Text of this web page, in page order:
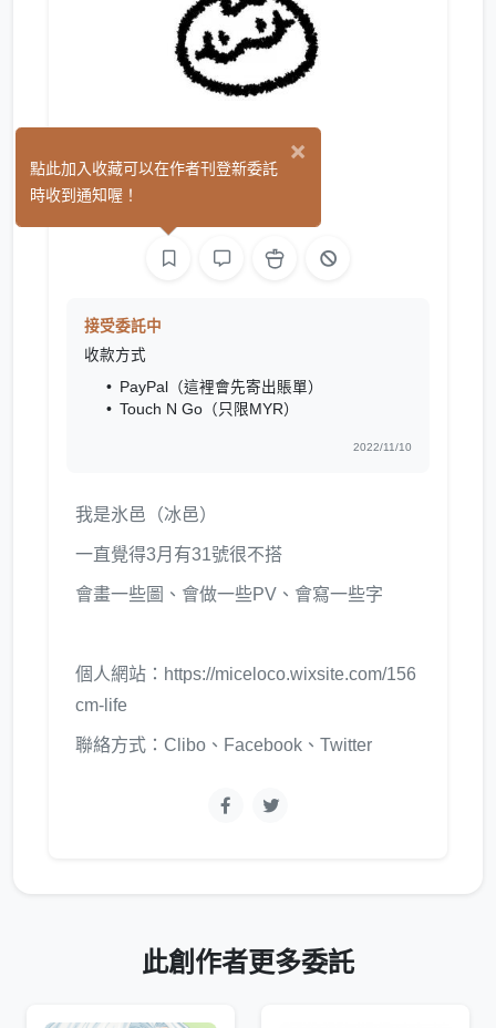
氷邑 (1)
接受委託中
收款方式
PayPal（這裡會先寄出賬單）
Touch N Go（只限MYR）
2022/11/10
我是氷邑（冰邑）
一直覺得3月有31號很不搭
會畫一些圖、會做一些PV、會寫一些字
個人網站：https://miceloco.wixsite.com/156
cm-life
聯絡方式：Clibo、Facebook、Twitter
此創作者更多委託
×
點此加入收藏可以在作者刊登新委託
時收到通知喔！